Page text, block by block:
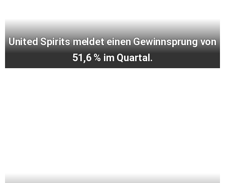
United Spirits meldet einen Gewinnsprung von
51,6 % im Quartal.